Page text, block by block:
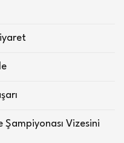
Şampiyonası Vizesini